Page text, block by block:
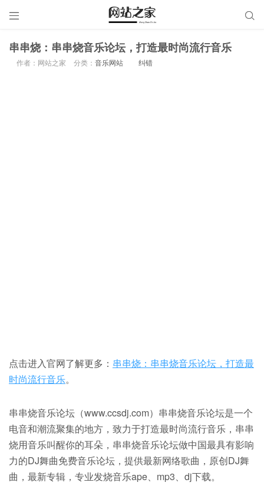
 
串串烧：串串烧音乐论坛，打造最时尚流行音乐
作者：网站之家 分类： 音乐网站 纠错
点击进入官网了解更多： 串串烧：串串烧音乐论坛，打造最
时尚流行音乐。
串串烧音乐论坛（www.ccsdj.com）串串烧音乐论坛是一个
电音和潮流聚集的地方，致力于打造最时尚流行音乐，串串
烧用音乐叫醒你的耳朵，串串烧音乐论坛做中国最具有影响
力的DJ舞曲免费音乐论坛，提供最新网络歌曲，原创DJ舞
曲，最新专辑，专业发烧音乐ape、mp3、dj下载。